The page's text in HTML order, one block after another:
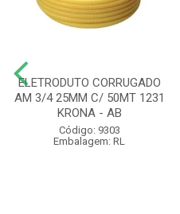
ELETRODUTO CORRUGADO
AM 3/4 25MM C/ 50MT 1231
KRONA - AB
Código: 9303
Embalagem: RL